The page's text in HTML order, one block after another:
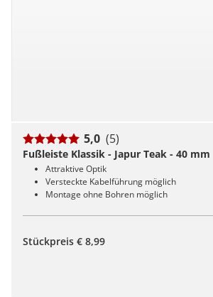
5,0 (5)
Fußleiste Klassik - Japur Teak - 40 mm
Attraktive Optik
Versteckte Kabelführung möglich
Montage ohne Bohren möglich
Stückpreis € 8,99